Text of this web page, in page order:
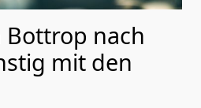
nach
mit den